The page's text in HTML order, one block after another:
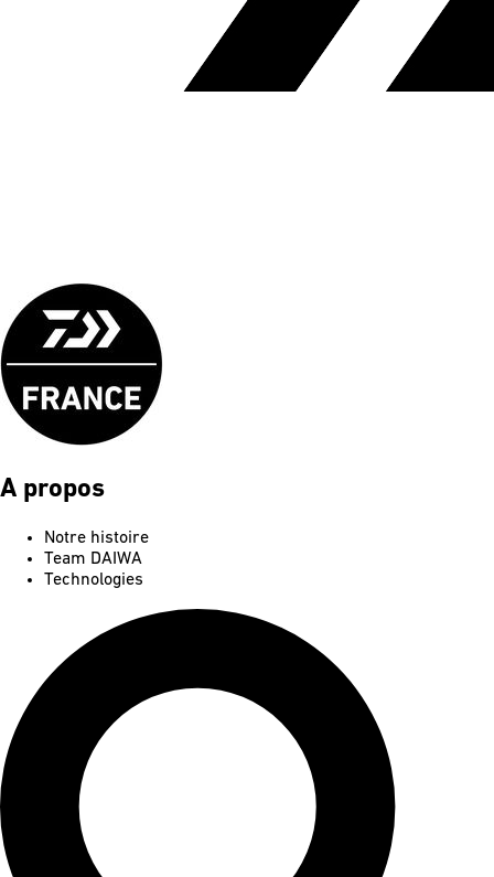
A propos
Notre histoire
Team DAIWA
Technologies